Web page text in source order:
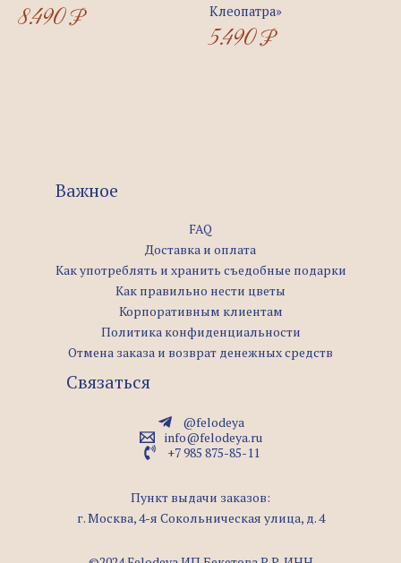
8.490₽
Клеопатра»
5.490₽
Важное
FAQ
Доставка и оплата
Как употреблять и хранить съедобные подарки
Как правильно нести цветы
Корпоративным клиентам
Политика конфиденциальности
Отмена заказа и возврат денежных средств
Связаться
@felodeya
info@felodeya.ru
+7 985 875-85-11
Пункт выдачи заказов:
г. Москва, 4-я Сокольническая улица, д. 4